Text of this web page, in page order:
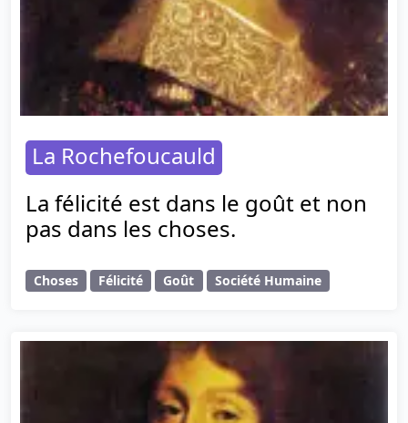
La Rochefoucauld
La félicité est dans le goût et non
pas dans les choses.
Choses Félicité Goût Société Humaine